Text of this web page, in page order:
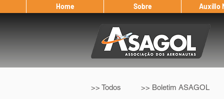
Home Sobre Auxílio
>> Todos >> Boletim ASAGOL